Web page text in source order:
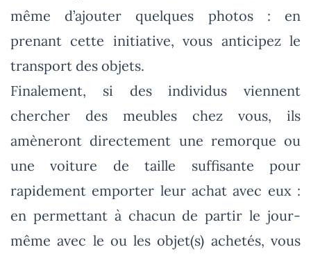
même d’ajouter quelques photos : en
prenant cette initiative, vous anticipez le
transport des objets.
Finalement, si des individus viennent
chercher des meubles chez vous, ils
amèneront directement une remorque ou
une voiture de taille suffisante pour
rapidement emporter leur achat avec eux :
en permettant à chacun de partir le jour-
même avec le ou les objet(s) achetés, vous